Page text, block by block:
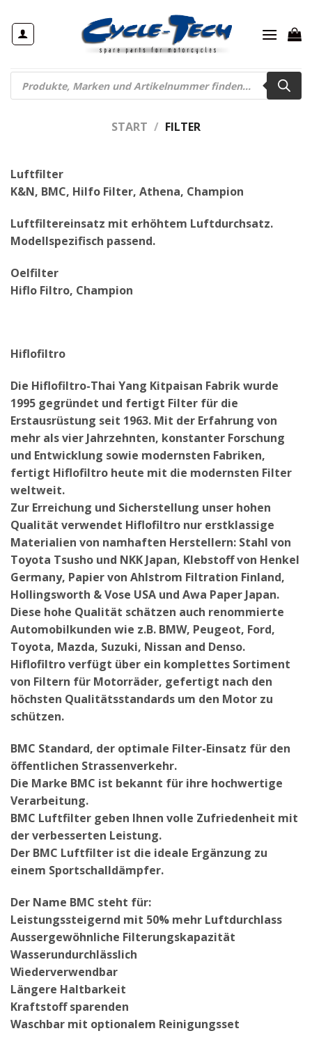
Inhalt
springen
Products
search
START / FILTER
Luftfilter
K&N, BMC, Hilfo Filter, Athena, Champion
Luftfiltereinsatz mit erhöhtem Luftdurchsatz.
Modellspezifisch passend.
Oelfilter
Hiflo Filtro, Champion
Hiflofiltro
Die Hiflofiltro-Thai Yang Kitpaisan Fabrik wurde
1995 gegründet und fertigt Filter für die
Erstausrüstung seit 1963. Mit der Erfahrung von
mehr als vier Jahrzehnten, konstanter Forschung
und Entwicklung sowie modernsten Fabriken,
fertigt Hiflofiltro heute mit die modernsten Filter
weltweit.
Zur Erreichung und Sicherstellung unser hohen
Qualität verwendet Hiflofiltro nur erstklassige
Materialien von namhaften Herstellern: Stahl von
Toyota Tsusho und NKK Japan, Klebstoff von Henkel
Germany, Papier von Ahlstrom Filtration Finland,
Hollingsworth & Vose USA und Awa Paper Japan.
Diese hohe Qualität schätzen auch renommierte
Automobilkunden wie z.B. BMW, Peugeot, Ford,
Toyota, Mazda, Suzuki, Nissan and Denso.
Hiflofiltro verfügt über ein komplettes Sortiment
von Filtern für Motorräder, gefertigt nach den
höchsten Qualitätsstandards um den Motor zu
schützen.
BMC Standard, der optimale Filter-Einsatz für den
öffentlichen Strassenverkehr.
Die Marke BMC ist bekannt für ihre hochwertige
Verarbeitung.
BMC Luftfilter geben Ihnen volle Zufriedenheit mit
der verbesserten Leistung.
Der BMC Luftfilter ist die ideale Ergänzung zu
einem Sportschalldämpfer.
Der Name BMC steht für:
Leistungssteigernd mit 50% mehr Luftdurchlass
Aussergewöhnliche Filterungskapazität
Wasserundurchlässlich
Wiederverwendbar
Längere Haltbarkeit
Kraftstoff sparenden
Waschbar mit optionalem Reinigungsset